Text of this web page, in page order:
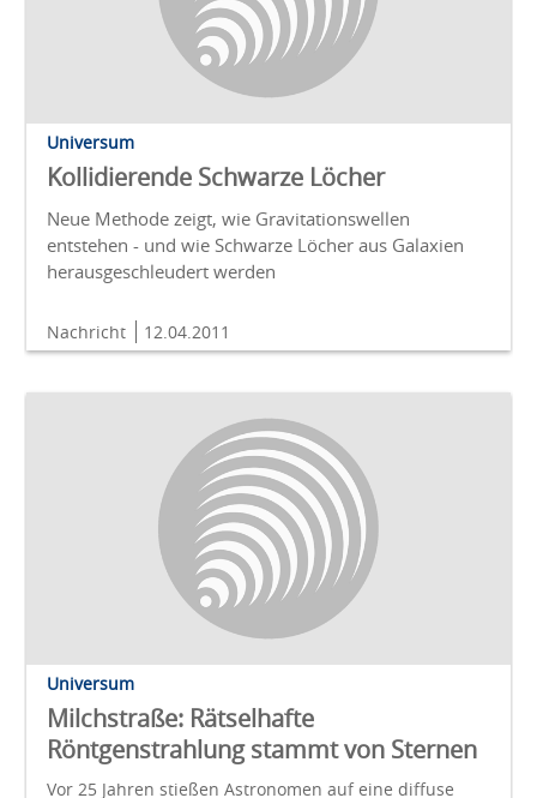
Universum
Kollidierende Schwarze Löcher
Neue Methode zeigt, wie Gravitationswellen
entstehen - und wie Schwarze Löcher aus Galaxien
herausgeschleudert werden
Nachricht 12.04.2011
Universum
Milchstraße: Rätselhafte
Röntgenstrahlung stammt von Sternen
Vor 25 Jahren stießen Astronomen auf eine diffuse